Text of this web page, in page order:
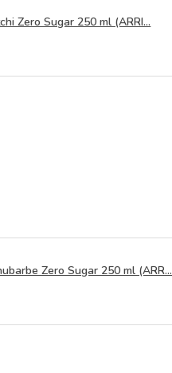
Zero Sugar 250 ml (ARRI...
Zero Sugar 250 ml (ARR...